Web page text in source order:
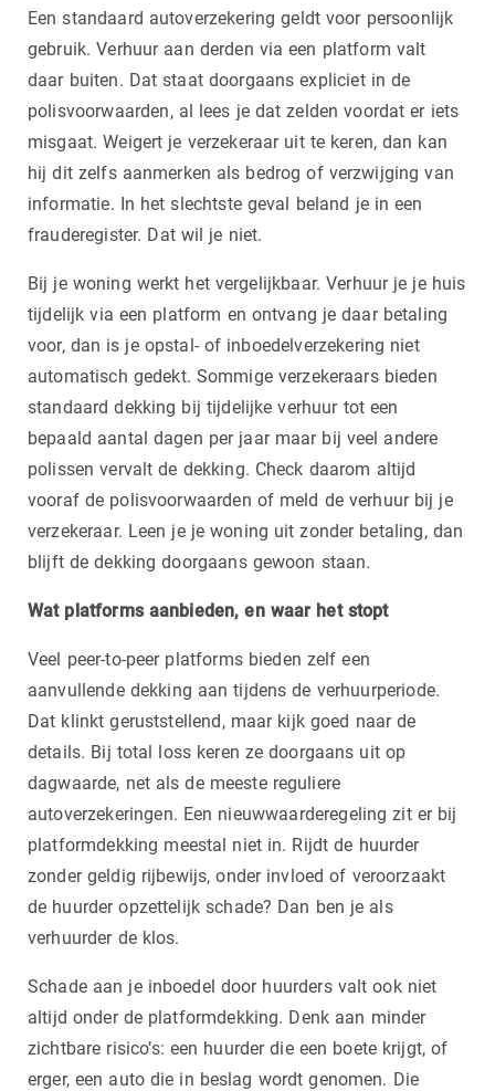
Een standaard autoverzekering geldt voor persoonlijk
gebruik. Verhuur aan derden via een platform valt
daar buiten. Dat staat doorgaans expliciet in de
polisvoorwaarden, al lees je dat zelden voordat er iets
misgaat. Weigert je verzekeraar uit te keren, dan kan
hij dit zelfs aanmerken als bedrog of verzwijging van
informatie. In het slechtste geval beland je in een
frauderegister. Dat wil je niet.
Bij je woning werkt het vergelijkbaar. Verhuur je je huis
tijdelijk via een platform en ontvang je daar betaling
voor, dan is je opstal- of inboedelverzekering niet
automatisch gedekt. Sommige verzekeraars bieden
standaard dekking bij tijdelijke verhuur tot een
bepaald aantal dagen per jaar maar bij veel andere
polissen vervalt de dekking. Check daarom altijd
vooraf de polisvoorwaarden of meld de verhuur bij je
verzekeraar. Leen je je woning uit zonder betaling, dan
blijft de dekking doorgaans gewoon staan.
Wat platforms aanbieden, en waar het stopt
Veel peer-to-peer platforms bieden zelf een
aanvullende dekking aan tijdens de verhuurperiode.
Dat klinkt geruststellend, maar kijk goed naar de
details. Bij total loss keren ze doorgaans uit op
dagwaarde, net als de meeste reguliere
autoverzekeringen. Een nieuwwaarderegeling zit er bij
platformdekking meestal niet in. Rijdt de huurder
zonder geldig rijbewijs, onder invloed of veroorzaakt
de huurder opzettelijk schade? Dan ben je als
verhuurder de klos.
Schade aan je inboedel door huurders valt ook niet
altijd onder de platformdekking. Denk aan minder
zichtbare risico’s: een huurder die een boete krijgt, of
erger, een auto die in beslag wordt genomen. Die